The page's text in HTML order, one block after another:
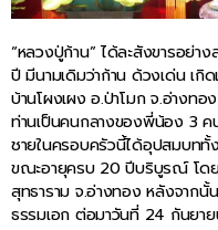
“หลวงปู่ก้าน” ได้ละสังขารอย่
ปี มีนามเดิมว่าก้าน ด้วงเด่น เ
บ้านโผงเผง อ.ป่าโมก จ.อ่างท
ท่านเป็นคนกลางของพี่น้อง 3 ค
ชายในครอบครัวนี้ได้อุปสมบท
ขณะอายุครบ 20 ปีบริบูรณ์ โด
สุทธาราม จ.อ่างทอง หลังจาก
ธรรมเอก ต่อมาวันที่ 24 กันยา